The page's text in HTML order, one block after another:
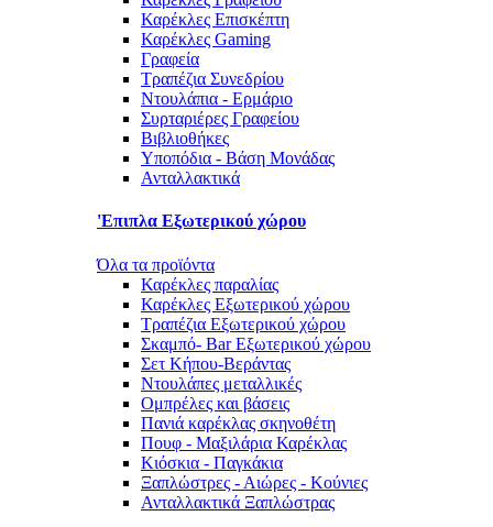
Καρέκλες Επισκέπτη
Καρέκλες Gaming
Γραφεία
Τραπέζια Συνεδρίου
Ντουλάπια - Ερμάριο
Συρταριέρες Γραφείου
Βιβλιοθήκες
Υποπόδια - Βάση Μονάδας
Ανταλλακτικά
'Επιπλα Εξωτερικού χώρου
Όλα τα προϊόντα
Καρέκλες παραλίας
Καρέκλες Εξωτερικού χώρου
Τραπέζια Εξωτερικού χώρου
Σκαμπό- Bar Εξωτερικού χώρου
Σετ Κήπου-Βεράντας
Ντουλάπες μεταλλικές
Ομπρέλες και βάσεις
Πανιά καρέκλας σκηνοθέτη
Πουφ - Μαξιλάρια Καρέκλας
Κιόσκια - Παγκάκια
Ξαπλώστρες - Αιώρες - Κούνιες
Ανταλλακτικά Ξαπλώστρας